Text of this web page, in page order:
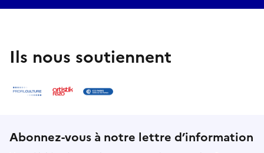
Ils nous soutiennent
Abonnez-vous à notre lettre d’information